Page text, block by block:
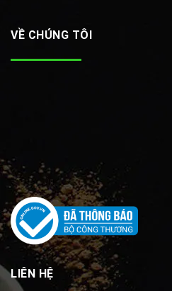
VỀ CHÚNG TÔI
LIÊN HỆ